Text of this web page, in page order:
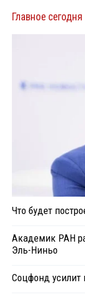
Главное сегодня
Что будет
Академик РАН
Эль-Ниньо
Соцфонд